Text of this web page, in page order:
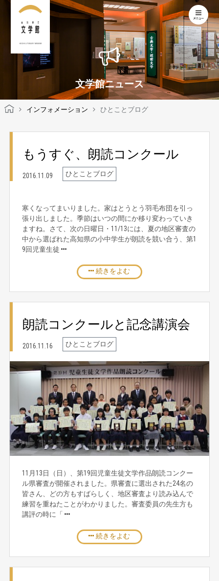
KOCHI LITERARY MUSEUM
文学館ニュース
インフォメーション ひとことブログ
もうすぐ、朗読コンクール
2016.11.09 ひとことブログ
寒くなってまいりました。家はとうとう羽毛布団を引っ
張り出しました。季節はいつの間にか移り変わっていき
ますね。さて、次の日曜日・11/13には、夏の地区審査の
中から選ばれた高知県の小中学生が朗読を競い合う、第1
9回児童生徒
続きをよむ
朗読コンクールと記念講演会
2016.11.16 ひとことブログ
11月13日（日）、第19回児童生徒文学作品朗読コンクー
ル県審査が開催されました。県審査に選出された24名の
皆さん、どの方もすばらしく、地区審査より読み込んで
練習を重ねたことがわかりました。審査委員の先生方も
講評の時に「
続きをよむ